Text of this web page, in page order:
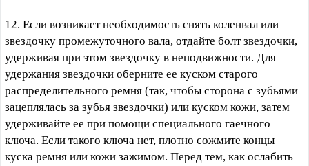
12. Если возникает необходимость снять коленвал или
звездочку промежуточного вала, отдайте болт звездочки,
удерживая при этом звездочку в неподвижности. Для
удержания звездочки оберните ее куском старого
распределительного ремня (так, чтобы сторона с зубьями
зацеплялась за зубья звездочки) или куском кожи, затем
удерживайте ее при помощи специального гаечного
ключа. Если такого ключа нет, плотно сожмите концы
куска ремня или кожи зажимом. Перед тем, как ослабить